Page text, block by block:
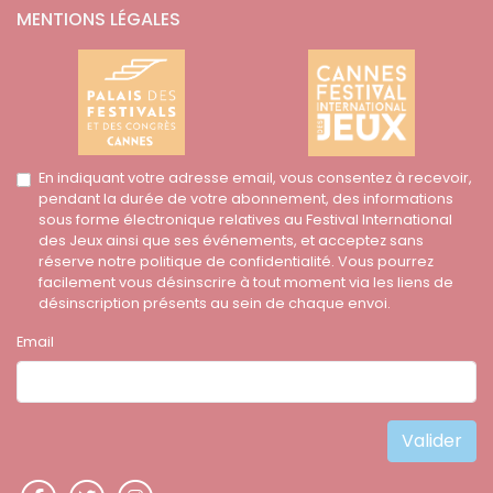
MENTIONS LÉGALES
En indiquant votre adresse email, vous consentez à recevoir,
pendant la durée de votre abonnement, des informations
sous forme électronique relatives au Festival International
des Jeux ainsi que ses événements, et acceptez sans
réserve notre politique de confidentialité. Vous pourrez
facilement vous désinscrire à tout moment via les liens de
désinscription présents au sein de chaque envoi.
Email